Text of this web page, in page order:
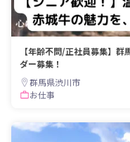
【年齢不問/正社員募集】
ダー募集！
群馬県渋川市
お仕事